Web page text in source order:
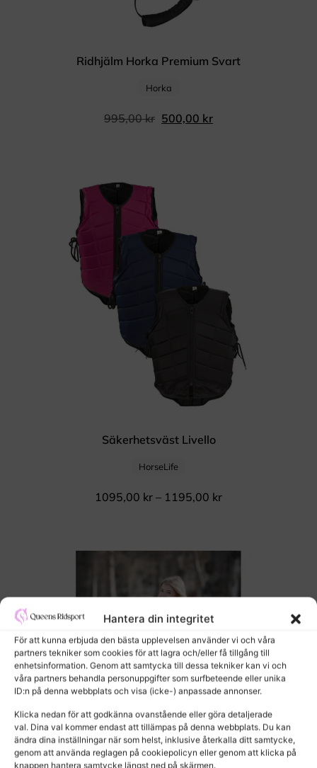
Hantera din integritet
För att kunna erbjuda den bästa upplevelsen använder vi och våra
partners tekniker som cookies för att lagra och/eller få tillgång till
enhetsinformation. Genom att samtycka till dessa tekniker kan vi och
våra partners behandla personuppgifter som surfbeteende eller unika
ID:n på denna webbplats och visa (icke-) anpassade annonser.
Klicka nedan för att godkänna ovanstående eller göra detaljerade
val. Dina val kommer endast att tillämpas på denna webbplats. Du kan
ändra dina inställningar när som helst, inklusive återkalla ditt samtycke,
genom att använda reglagen på cookiepolicyn eller genom att klicka på
knappen hantera samtycke längst ned på skärmen.
Ridhjälm Horka Premium Svart
Horka
995,00kr 500,00 kr
Säkerhetsväst Livello
HorseLife
1095,00 kr – 1195,00 kr